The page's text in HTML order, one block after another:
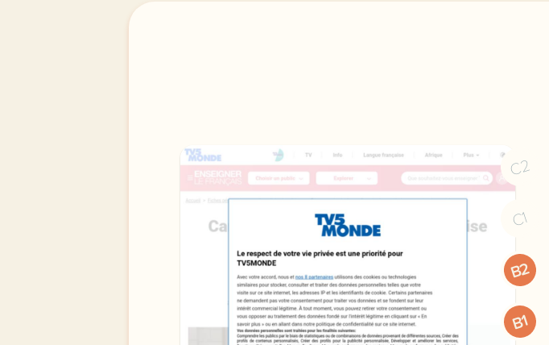
C2
C1
B2
B1